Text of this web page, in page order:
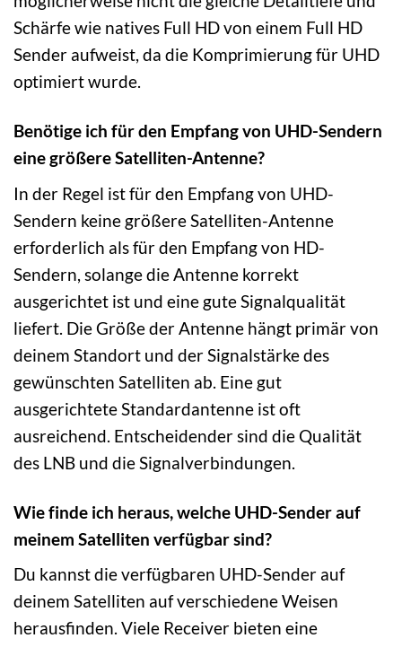
Schärfe wie natives Full HD von einem Full HD
Sender aufweist, da die Komprimierung für UHD
optimiert wurde.
Benötige ich für den Empfang von UHD-Sendern
eine größere Satelliten-Antenne?
In der Regel ist für den Empfang von UHD-
Sendern keine größere Satelliten-Antenne
erforderlich als für den Empfang von HD-
Sendern, solange die Antenne korrekt
ausgerichtet ist und eine gute Signalqualität
liefert. Die Größe der Antenne hängt primär von
deinem Standort und der Signalstärke des
gewünschten Satelliten ab. Eine gut
ausgerichtete Standardantenne ist oft
ausreichend. Entscheidender sind die Qualität
des LNB und die Signalverbindungen.
Wie finde ich heraus, welche UHD-Sender auf
meinem Satelliten verfügbar sind?
Du kannst die verfügbaren UHD-Sender auf
deinem Satelliten auf verschiedene Weisen
herausfinden. Viele Receiver bieten eine